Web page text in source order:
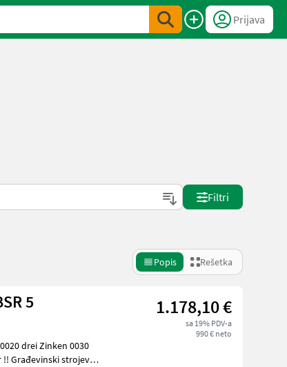
Prijava
Filtri
Popis Rešetka
5 1.178,10 €
sa 19% PDV-a
990 € neto
drei Zinken 0030